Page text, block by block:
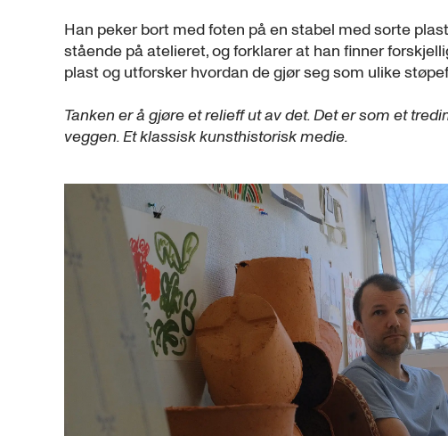
Han peker bort med foten på en stabel med sorte
stående på atelieret, og forklarer at han finner
plast og utforsker hvordan de gjør seg som ulike
Tanken er å gjøre et relieff ut av det. Det er som et
veggen. Et klassisk kunsthistorisk medie.